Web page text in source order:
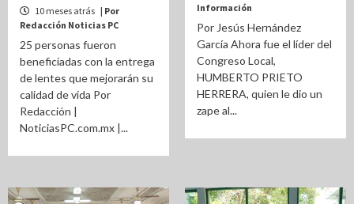
10 meses atrás | Por
Redacción Noticias PC
25 personas fueron
beneficiadas con la entrega
de lentes que mejorarán su
calidad de vida Por
Redacción |
NoticiasPC.com.mx |...
Información
Por Jesús Hernández
García Ahora fue el líder del
Congreso Local,
HUMBERTO PRIETO
HERRERA, quien le dio un
zape al...